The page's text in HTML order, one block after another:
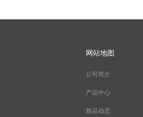
网站地图
公司简介
产品中心
新品动态